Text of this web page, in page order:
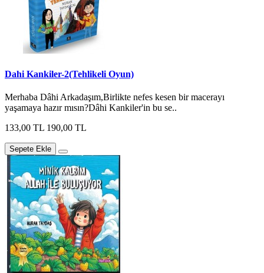
Dahi Kankiler-2(Tehlikeli Oyun)
Merhaba Dâhi Arkadaşım,Birlikte nefes kesen bir macerayı
yaşamaya hazır mısın?Dâhi Kankiler'in bu se..
133,00 TL 190,00 TL
Sepete Ekle